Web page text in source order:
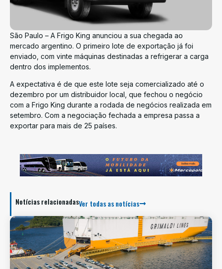
São Paulo – A Frigo King anunciou a sua chegada ao
mercado argentino. O primeiro lote de exportação já foi
enviado, com vinte máquinas destinadas a refrigerar a carga
dentro dos implementos.
A expectativa é de que este lote seja comercializado até o
dezembro por um distribuidor local, que fechou o negócio
com a Frigo King durante a rodada de negócios realizada em
setembro. Com a negociação fechada a empresa passa a
exportar para mais de 25 países.
Notícias relacionadasVer todas as notícias